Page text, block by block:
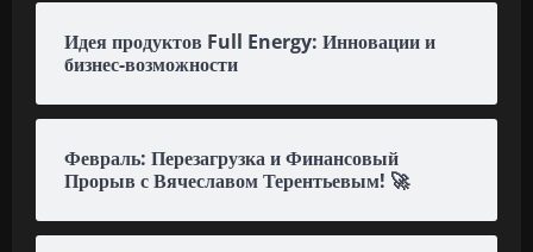
Идея продуктов Full Energy: Инновации и
бизнес-возможности
Февраль: Перезагрузка и Финансовый
Прорыв с Вячеславом Терентьевым! 🚀